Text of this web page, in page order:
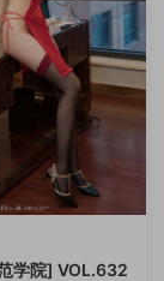
学院] VOL.632